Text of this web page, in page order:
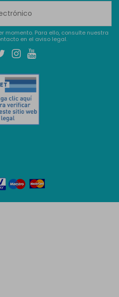
momento. Para ello, consulte nuestra
en el aviso legal.